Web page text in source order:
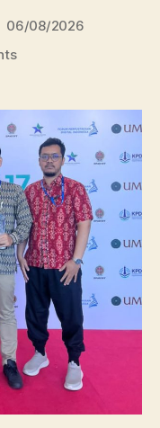
06/08/2026
on
Raih
Juara
Lomba
Poster
Ilmiah
Nasional
di
KPDI
XVII